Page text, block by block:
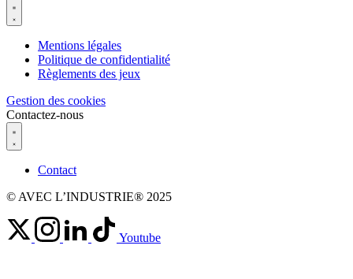
Mentions légales
Politique de confidentialité
Règlements des jeux
Gestion des cookies
Contactez-nous
Contact
© AVEC L’INDUSTRIE® 2025
Youtube